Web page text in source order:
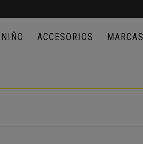
NIÑO ACCESORIOS MARCAS